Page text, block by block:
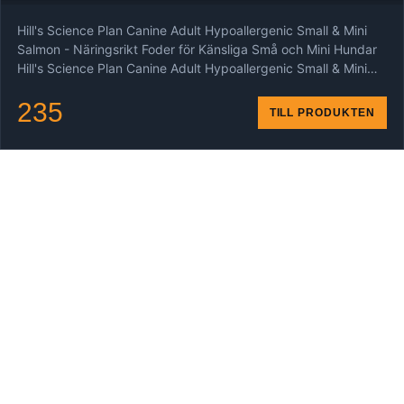
Hill's Science Plan Canine Adult Hypoallergenic Small & Mini
Salmon - Näringsrikt Foder för Känsliga Små och Mini Hundar
Hill's Science Plan Canine Adult Hypoallergenic Small & Mini…
235 TILL PRODUKTEN